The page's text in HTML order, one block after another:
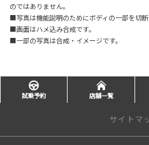
のではありません。
■写真は機能説明のためにボディの一部を切断
■画面はハメ込み合成です。
■一部の写真は合成・イメージです。
試乗予約 店舗一覧
サイトマ